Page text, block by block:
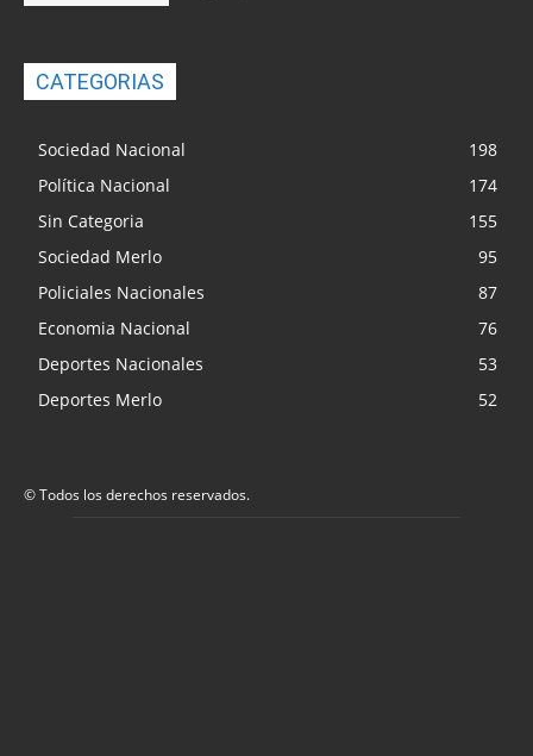
CATEGORIAS
Sociedad Nacional
198
Política Nacional
174
Sin Categoria
155
Sociedad Merlo
95
Policiales Nacionales
87
Economia Nacional
76
Deportes Nacionales
53
Deportes Merlo
52
© Todos los derechos reservados.